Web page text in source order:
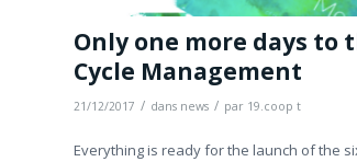
Only one more days
Cycle Management
21/12/2017 / dans news / par 19.coop t
Everything is ready for the launch of the